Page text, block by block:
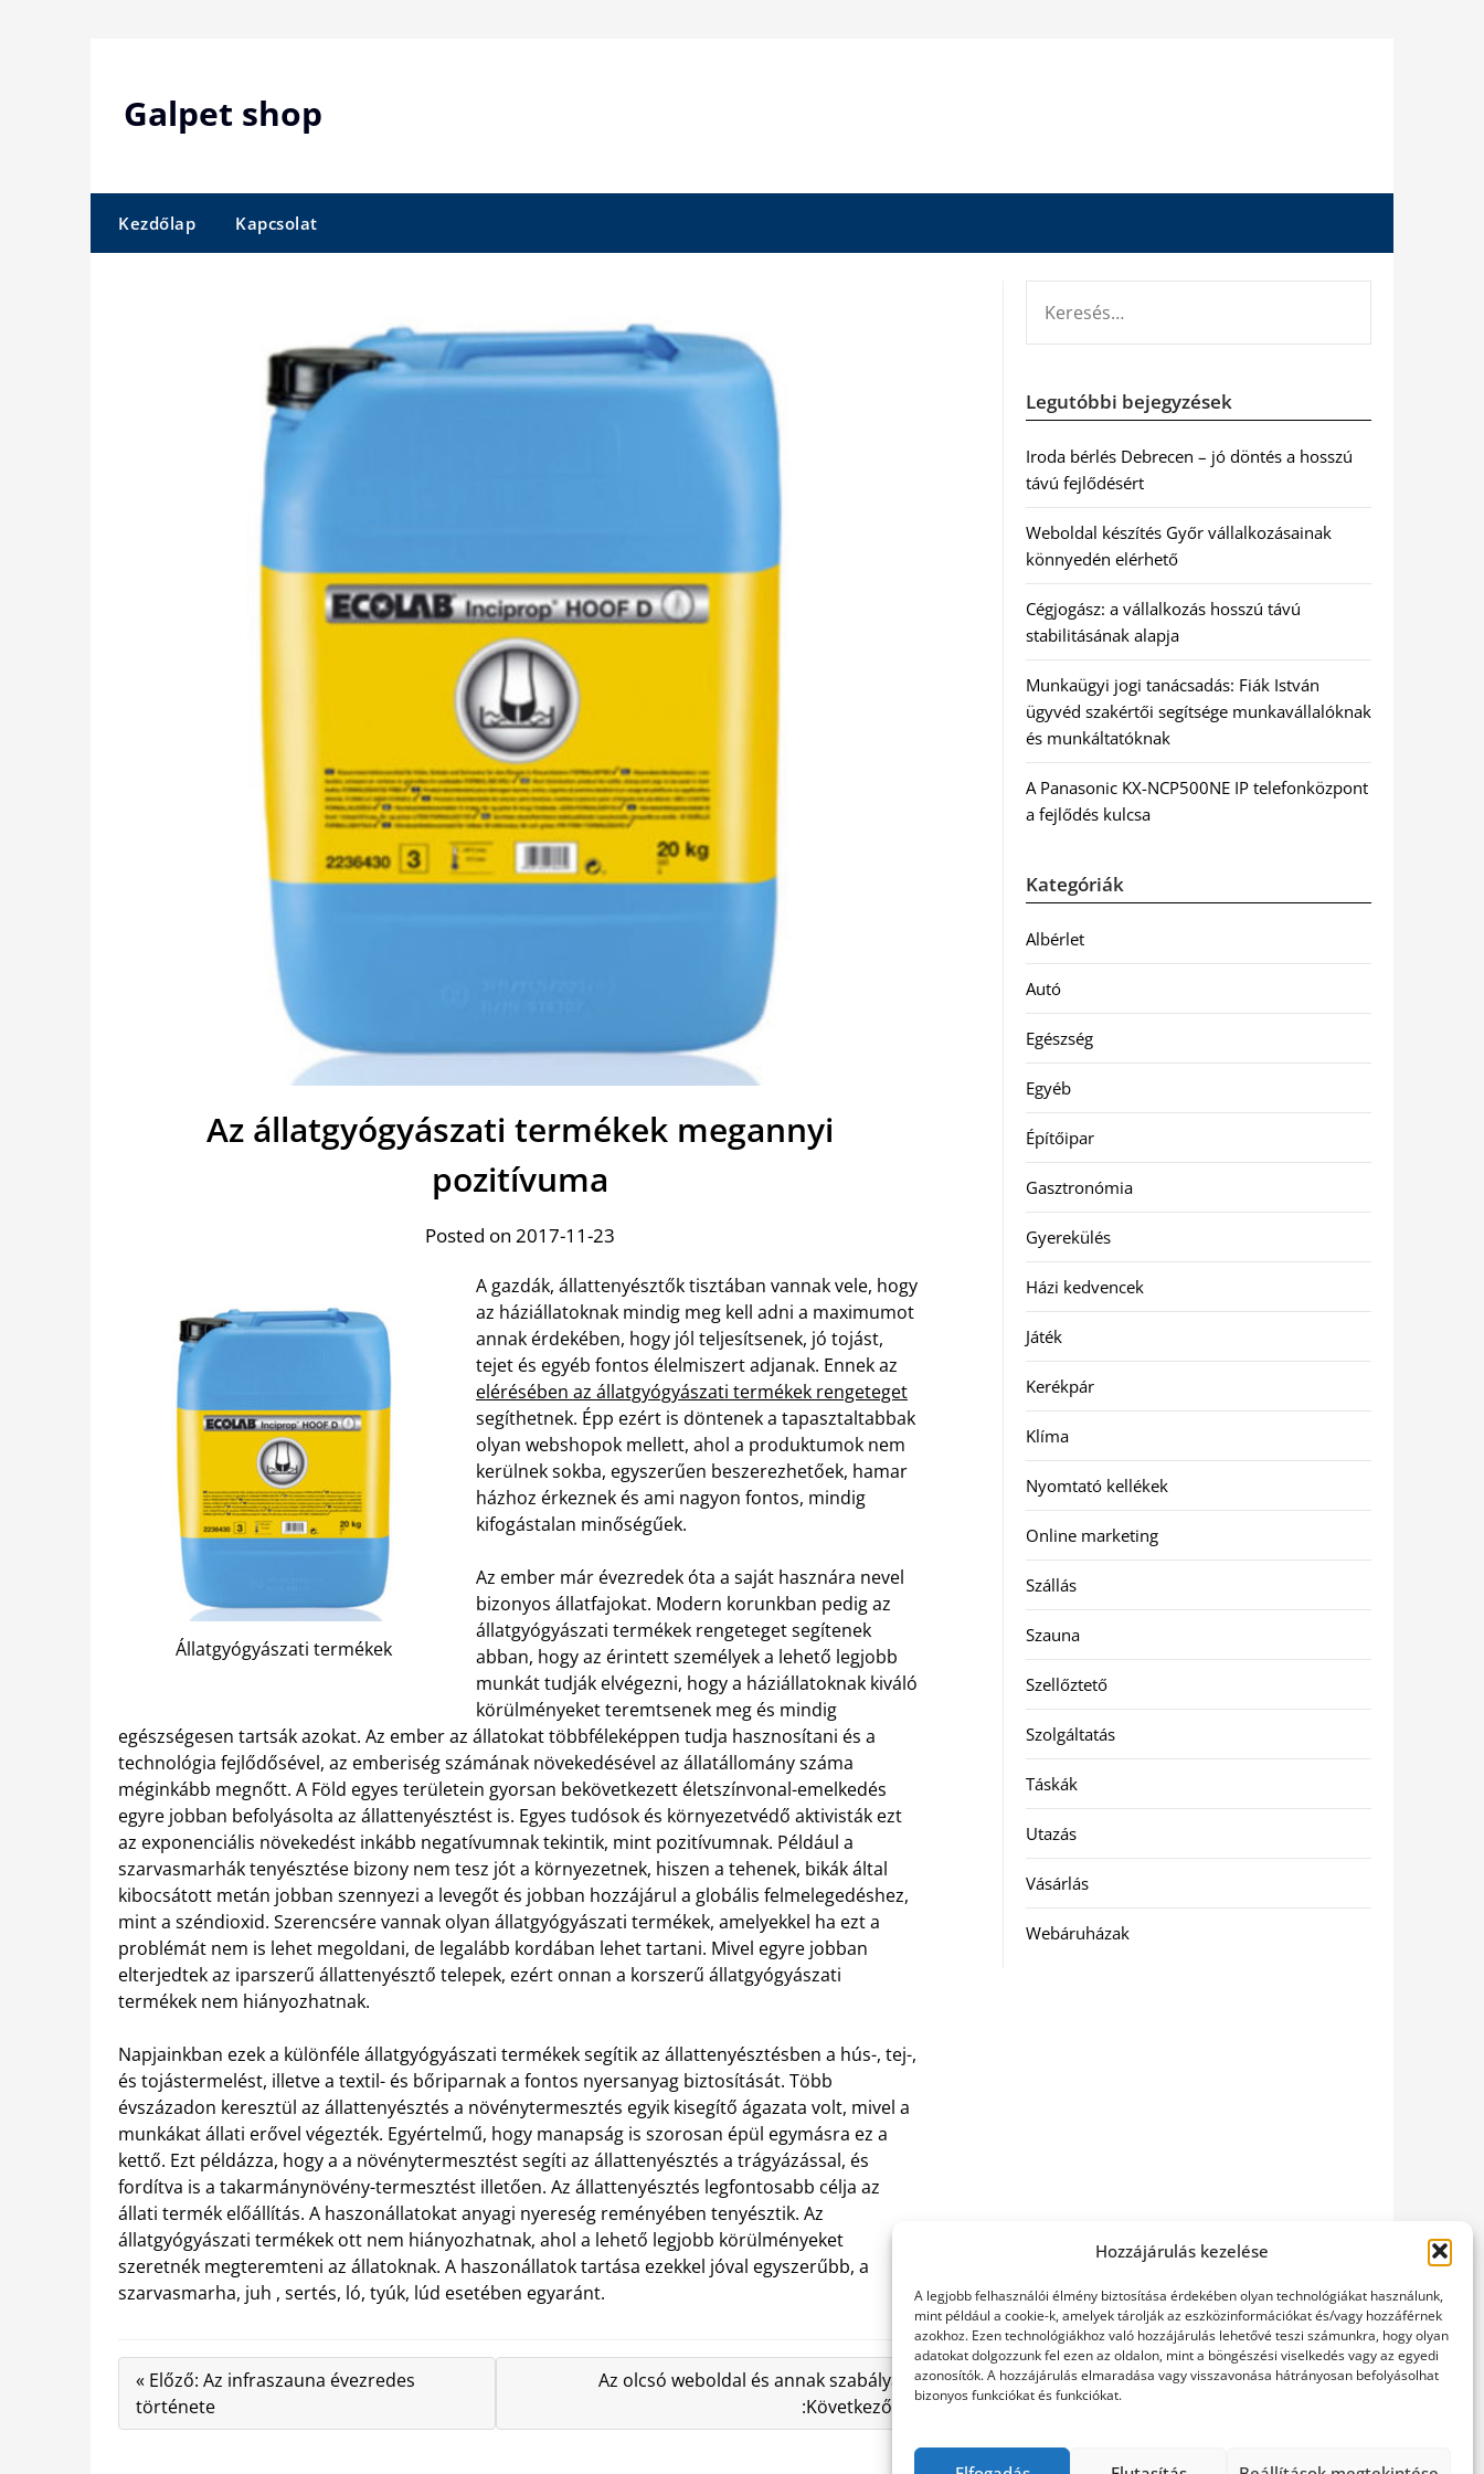
Hozzájárulás kezelése
A legjobb felhasználói élmény biztosítása érdekében olyan technológiákat használunk,
mint például a cookie-k, amelyek tárolják az eszközinformációkat és/vagy hozzáférnek
azokhoz. Ezen technológiákhoz való hozzájárulás lehetővé teszi számunkra, hogy olyan
adatokat dolgozzunk fel ezen az oldalon, mint a böngészési viselkedés vagy az egyedi
azonosítók. A hozzájárulás elmaradása vagy visszavonása hátrányosan befolyásolhat
bizonyos funkciókat és funkciókat.
Galpet shop
Kezdőlap Kapcsolat
Az állatgyógyászati termékek megannyi
pozitívuma
Posted on 2017-11-23
Állatgyógyászati termékek
A gazdák, állattenyésztők tisztában vannak vele, hogy
az háziállatoknak mindig meg kell adni a maximumot
annak érdekében, hogy jól teljesítsenek, jó tojást,
tejet és egyéb fontos élelmiszert adjanak. Ennek az
elérésében az állatgyógyászati termékek rengeteget
segíthetnek. Épp ezért is döntenek a tapasztaltabbak
olyan webshopok mellett, ahol a produktumok nem
kerülnek sokba, egyszerűen beszerezhetőek, hamar
házhoz érkeznek és ami nagyon fontos, mindig
kifogástalan minőségűek.
Az ember már évezredek óta a saját hasznára nevel
bizonyos állatfajokat. Modern korunkban pedig az
állatgyógyászati termékek rengeteget segítenek
abban, hogy az érintett személyek a lehető legjobb
munkát tudják elvégezni, hogy a háziállatoknak kiváló
körülményeket teremtsenek meg és mindig
egészségesen tartsák azokat. Az ember az állatokat többféleképpen tudja hasznosítani és a
technológia fejlődősével, az emberiség számának növekedésével az állatállomány száma
méginkább megnőtt. A Föld egyes területein gyorsan bekövetkezett életszínvonal-emelkedés
egyre jobban befolyásolta az állattenyésztést is. Egyes tudósok és környezetvédő aktivisták ezt
az exponenciális növekedést inkább negatívumnak tekintik, mint pozitívumnak. Például a
szarvasmarhák tenyésztése bizony nem tesz jót a környezetnek, hiszen a tehenek, bikák által
kibocsátott metán jobban szennyezi a levegőt és jobban hozzájárul a globális felmelegedéshez,
mint a széndioxid. Szerencsére vannak olyan állatgyógyászati termékek, amelyekkel ha ezt a
problémát nem is lehet megoldani, de legalább kordában lehet tartani. Mivel egyre jobban
elterjedtek az iparszerű állattenyésztő telepek, ezért onnan a korszerű állatgyógyászati
termékek nem hiányozhatnak.
Napjainkban ezek a különféle állatgyógyászati termékek segítik az állattenyésztésben a hús-, tej-,
és tojástermelést, illetve a textil- és bőriparnak a fontos nyersanyag biztosítását. Több
évszázadon keresztül az állattenyésztés a növénytermesztés egyik kisegítő ágazata volt, mivel a
munkákat állati erővel végezték. Egyértelmű, hogy manapság is szorosan épül egymásra ez a
kettő. Ezt példázza, hogy a a növénytermesztést segíti az állattenyésztés a trágyázással, és
fordítva is a takarmánynövény-termesztést illetően. Az állattenyésztés legfontosabb célja az
állati termék előállítás. A haszonállatokat anyagi nyereség reményében tenyésztik. Az
állatgyógyászati termékek ott nem hiányozhatnak, ahol a lehető legjobb körülményeket
szeretnék megteremteni az állatoknak. A haszonállatok tartása ezekkel jóval egyszerűbb, a
szarvasmarha, juh , sertés, ló, tyúk, lúd esetében egyaránt.
« Előző: Az infraszauna évezredes
története
Az olcsó weboldal és annak szabályai
:Következő »
Legutóbbi bejegyzések
Iroda bérlés Debrecen – jó döntés a hosszú
távú fejlődésért
Weboldal készítés Győr vállalkozásainak
könnyedén elérhető
Cégjogász: a vállalkozás hosszú távú
stabilitásának alapja
Munkaügyi jogi tanácsadás: Fiák István
ügyvéd szakértői segítsége munkavállalóknak
és munkáltatóknak
A Panasonic KX-NCP500NE IP telefonközpont
a fejlődés kulcsa
Kategóriák
Albérlet
Autó
Egészség
Egyéb
Építőipar
Gasztronómia
Gyerekülés
Házi kedvencek
Játék
Kerékpár
Klíma
Nyomtató kellékek
Online marketing
Szállás
Szauna
Szellőztető
Szolgáltatás
Táskák
Utazás
Vásárlás
Webáruházak